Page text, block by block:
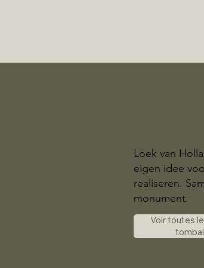
Loek van
eigen idee
realiseren.
monument.
Voir toutes